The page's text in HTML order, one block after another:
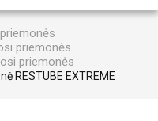
priemonės
priemonės
RESTUBE EXTREME